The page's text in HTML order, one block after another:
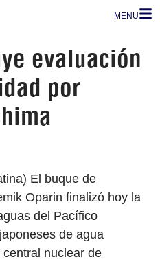
MENU
evaluación
por
El buque de
Oparin finalizó hoy la
del Pacífico
de agua
nuclear de